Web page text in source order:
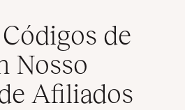
de
Nosso
Afiliados